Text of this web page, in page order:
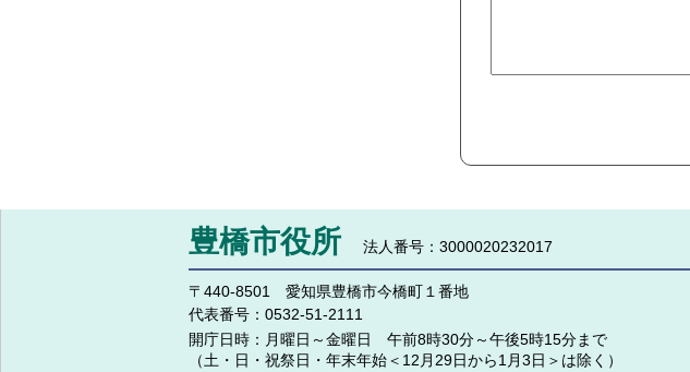
豊橋市役所 法人番号：3000020232017
〒440-8501 愛知県豊橋市今橋町１番地
代表番号： 0532-51-2111
開庁日時： 月曜日～金曜日 午前8時30分～午後5時15分まで
（土・日・祝祭日・年末年始＜12月29日から1月3日＞は除く）